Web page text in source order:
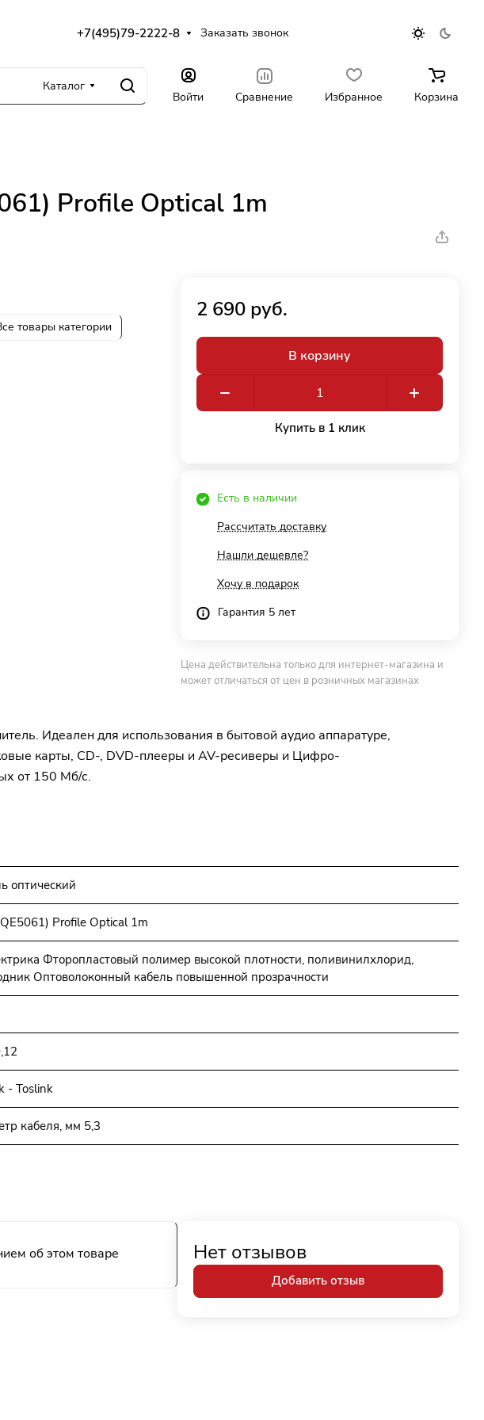
+7(495)79-2222-8 Заказать звонок
Каталог
Войти Сравнение Избранное Корзина
Profile Optical 1m
товары категории
2 690 руб.
В корзину
Купить в 1 клик
Есть в наличии
Рассчитать доставку
Нашли дешевле?
Хочу в подарок
Гарантия 5 лет
Цена действительна только для интернет-магазина и
может отличаться от цен в розничных магазинах
Идеален для использования в бытовой аудио аппаратуре,
карты, CD-, DVD-плееры и AV-ресиверы и Цифро-
от 150 Мб/с.
оптический
Profile Optical 1m
Фторопластовый полимер высокой плотности, поливинилхлорид,
Оптоволоконный кабель повышенной прозрачности
- Toslink
кабеля, мм 5,3
об этом товаре Нет отзывов
Добавить отзыв